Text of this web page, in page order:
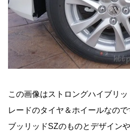
この画像はストロングハイブリ
レードのタイヤ＆ホイールなの
ブッリッドSZのものとデザイン